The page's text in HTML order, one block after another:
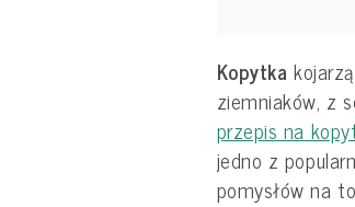
Kopytka
ziemniaków, z
przepis na
jedno z
pomysłów na